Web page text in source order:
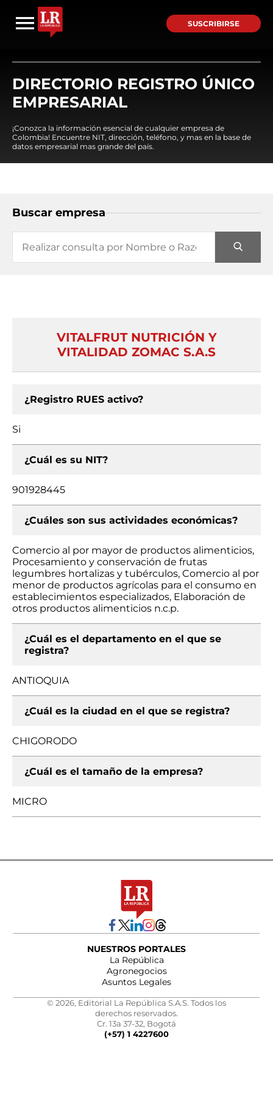
SUSCRIBIRSE
DIRECTORIO REGISTRO ÚNICO
EMPRESARIAL
¡Conozca la información esencial de cualquier empresa de
Colombia! Encuentre NIT, dirección, teléfono, y mas en la base de
datos empresarial mas grande del país.
Buscar empresa
VITALFRUT NUTRICIÓN Y
VITALIDAD ZOMAC S.A.S
¿Registro RUES activo?
Si
¿Cuál es su NIT?
901928445
¿Cuáles son sus actividades económicas?
Comercio al por mayor de productos alimenticios,
Procesamiento y conservación de frutas
legumbres hortalizas y tubérculos, Comercio al por
menor de productos agrícolas para el consumo en
establecimientos especializados, Elaboración de
otros productos alimenticios n.c.p.
¿Cuál es el departamento en el que se
registra?
ANTIOQUIA
¿Cuál es la ciudad en el que se registra?
CHIGORODO
¿Cuál es el tamaño de la empresa?
MICRO
NUESTROS PORTALES
La República
Agronegocios
Asuntos Legales
© 2026, Editorial La República S.A.S. Todos los
derechos reservados.
Cr. 13a 37-32, Bogotá
(+57) 1 4227600